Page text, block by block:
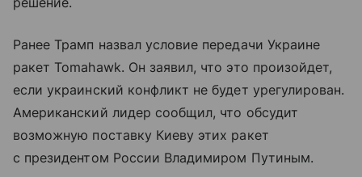
Ранее Трамп назвал условие передачи Украине
ракет Tomahawk. Он заявил, что это произойдет,
если украинский конфликт не будет урегулирован.
Американский лидер сообщил, что обсудит
возможную поставку Киеву этих ракет
с президентом России Владимиром Путиным.